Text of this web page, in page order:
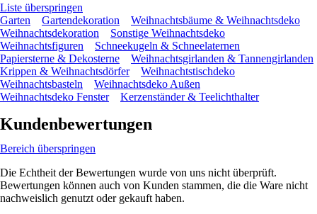
Liste überspringen
Garten
Gartendekoration
Weihnachtsbäume & Weihnachtsdeko
Weihnachtsdekoration
Sonstige Weihnachtsdeko
Weihnachtsfiguren
Schneekugeln & Schneelaternen
Papiersterne & Dekosterne
Weihnachtsgirlanden & Tannengirlanden
Krippen & Weihnachtsdörfer
Weihnachtstischdeko
Weihnachtsbasteln
Weihnachtsdeko Außen
Weihnachtsdeko Fenster
Kerzenständer & Teelichthalter
Kundenbewertungen
Bereich überspringen
Die Echtheit der Bewertungen wurde von uns nicht überprüft.
Bewertungen können auch von Kunden stammen, die die Ware nicht
nachweislich genutzt oder gekauft haben.